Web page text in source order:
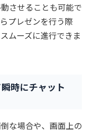
させることも可能で
プレゼンを行う際
ムーズに進行できま
時にチャット
な場合や、画面上の